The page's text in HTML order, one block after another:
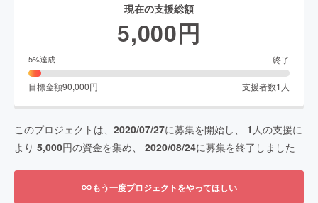
現在の支援総額
5,000円
5%達成 終了
目標金額90,000円 支援者数1 人
このプロジェクトは、 2020/07/27に募集を開始し、 1 人の支援に
より 5,000円の資金を集め、 2020/08/24に募集を終了しました
もう一度プロジェクトをやってほしい